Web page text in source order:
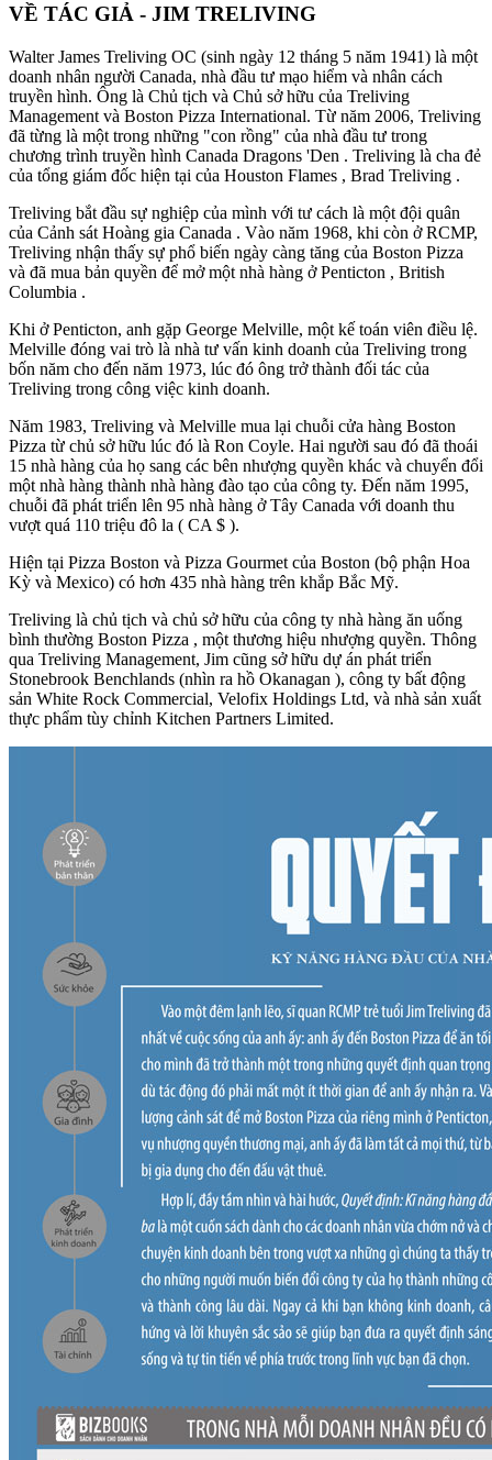
VỀ TÁC GIẢ - JIM TRELIVING
Walter James Treliving OC (sinh ngày 12 tháng 5 năm 1941) là một
doanh nhân người Canada, nhà đầu tư mạo hiểm và nhân cách
truyền hình. Ông là Chủ tịch và Chủ sở hữu của Treliving
Management và Boston Pizza International. Từ năm 2006, Treliving
đã từng là một trong những "con rồng" của nhà đầu tư trong
chương trình truyền hình Canada Dragons 'Den . Treliving là cha đẻ
của tổng giám đốc hiện tại của Houston Flames , Brad Treliving .
Treliving bắt đầu sự nghiệp của mình với tư cách là một đội quân
của Cảnh sát Hoàng gia Canada . Vào năm 1968, khi còn ở RCMP,
Treliving nhận thấy sự phổ biến ngày càng tăng của Boston Pizza
và đã mua bản quyền để mở một nhà hàng ở Penticton , British
Columbia .
Khi ở Penticton, anh gặp George Melville, một kế toán viên điều lệ.
Melville đóng vai trò là nhà tư vấn kinh doanh của Treliving trong
bốn năm cho đến năm 1973, lúc đó ông trở thành đối tác của
Treliving trong công việc kinh doanh.
Năm 1983, Treliving và Melville mua lại chuỗi cửa hàng Boston
Pizza từ chủ sở hữu lúc đó là Ron Coyle. Hai người sau đó đã thoái
15 nhà hàng của họ sang các bên nhượng quyền khác và chuyển đổi
một nhà hàng thành nhà hàng đào tạo của công ty. Đến năm 1995,
chuỗi đã phát triển lên 95 nhà hàng ở Tây Canada với doanh thu
vượt quá 110 triệu đô la ( CA $ ).
Hiện tại Pizza Boston và Pizza Gourmet của Boston (bộ phận Hoa
Kỳ và Mexico) có hơn 435 nhà hàng trên khắp Bắc Mỹ.
Treliving là chủ tịch và chủ sở hữu của công ty nhà hàng ăn uống
bình thường Boston Pizza , một thương hiệu nhượng quyền. Thông
qua Treliving Management, Jim cũng sở hữu dự án phát triển
Stonebrook Benchlands (nhìn ra hồ Okanagan ), công ty bất động
sản White Rock Commercial, Velofix Holdings Ltd, và nhà sản xuất
thực phẩm tùy chỉnh Kitchen Partners Limited.